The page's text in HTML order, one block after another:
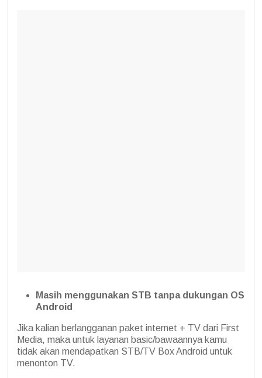
Masih menggunakan STB tanpa dukungan OS
Android
Jika kalian berlangganan paket internet + TV dari First
Media, maka untuk layanan basic/bawaannya kamu
tidak akan mendapatkan STB/TV Box Android untuk
menonton TV.